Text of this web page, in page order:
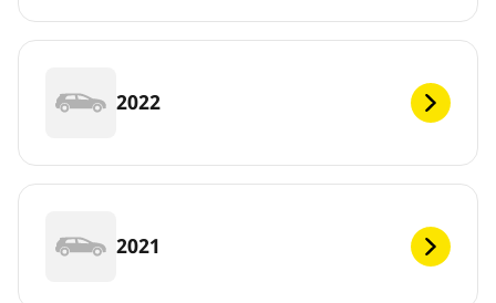
2022
2021